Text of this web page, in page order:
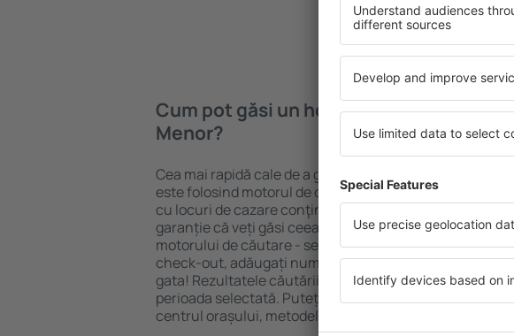
Cum pot găsi un hotel în La Manga del
Menor?
Cea mai rapidă cale de a găsi un hotel în La Manga del
este folosind motorul de căutare cazare eSky. Baza
cu locuri de cazare conţinând o gamă largă de opţiuni
garanție că veți găsi ceea ce căutați. Completați
motorului de căutare - selectați locul, alegeți data de
check-out, adăugați numărul de oaspeți, numărul de
gata! Rezultatele căutării vă vor arăta cazarea
perioada selectată. Puteți verifica uşor distanța de la
centrul orașului, metodele de plată și clasificarea